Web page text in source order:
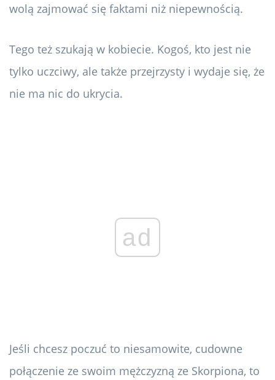
wolą zajmować się faktami niż niepewnością.
Tego też szukają w kobiecie. Kogoś, kto jest nie
tylko uczciwy, ale także przejrzysty i wydaje się, że
nie ma nic do ukrycia.
ad
Jeśli chcesz poczuć to niesamowite, cudowne
połączenie ze swoim mężczyzną ze Skorpiona, to